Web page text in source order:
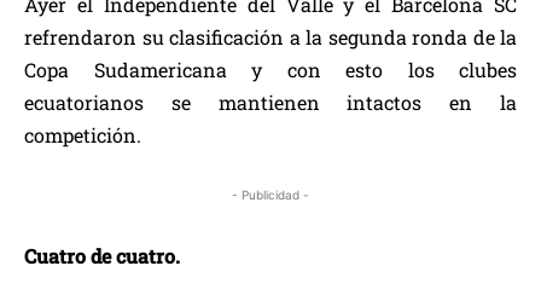
refrendaron su clasificación a la segunda ronda de la
Copa Sudamericana y con esto los clubes
ecuatorianos se mantienen intactos en la
competición.
- Publicidad -
Cuatro de cuatro.